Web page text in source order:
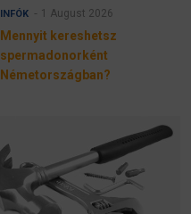
INFÓK 1 August 2026
Mennyit kereshetsz
spermadonorként
Németországban?